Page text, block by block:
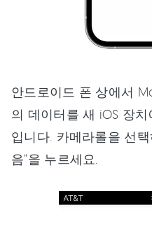
안드로이드 폰 상에서
의 데이터를 새 iOS 장
입니다. 카메라롤을 선
음”을 누르세요.